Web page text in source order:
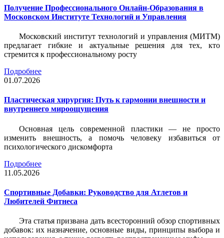
Получение Профессионального Онлайн-Образования в
Московском Институте Технологий и Управления
Московский институт технологий и управления (МИТМ)
предлагает гибкие и актуальные решения для тех, кто
стремится к профессиональному росту
Подробнее
01.07.2026
Пластическая хирургия: Путь к гармонии внешности и
внутреннего мироощущения
Основная цель современной пластики — не просто
изменить внешность, а помочь человеку избавиться от
психологического дискомфорта
Подробнее
11.05.2026
Спортивные Добавки: Руководство для Атлетов и
Любителей Фитнеса
Эта статья призвана дать всесторонний обзор спортивных
добавок: их назначение, основные виды, принципы выбора и